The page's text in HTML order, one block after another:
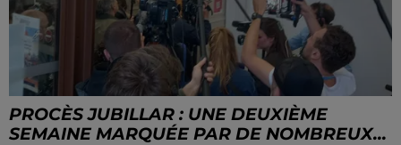
PROCÈS JUBILLAR : UNE DEUXIÈME
SEMAINE MARQUÉE PAR DE NOMBREUX...